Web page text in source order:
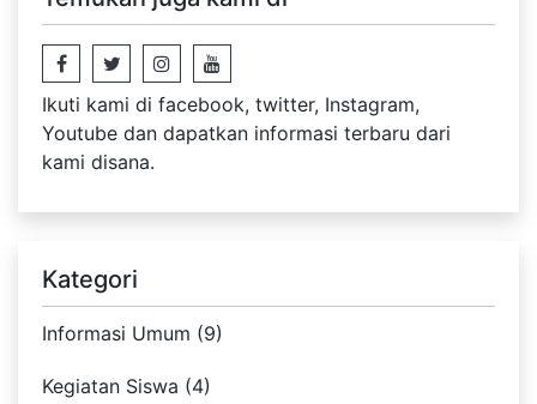
Ikuti kami di facebook, twitter, Instagram,
Youtube dan dapatkan informasi terbaru dari
kami disana.
Kategori
Informasi Umum (9)
Kegiatan Siswa (4)